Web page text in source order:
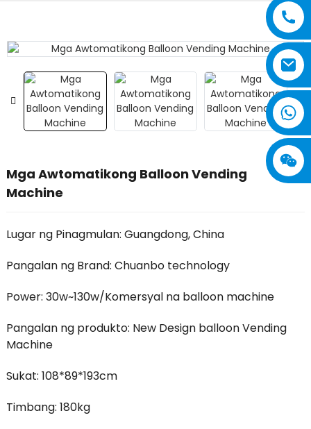
Mga Awtomatikong Balloon Vending
Machine
Lugar ng Pinagmulan: Guangdong, China
Pangalan ng Brand: Chuanbo technology
Power: 30w~130w/Komersyal na balloon machine
Pangalan ng produkto: New Design balloon Vending
Machine
Sukat: 108*89*193cm
Timbang: 180kg